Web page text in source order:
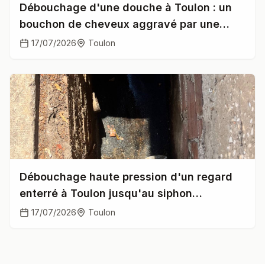
Débouchage d'une douche à Toulon : un
bouchon de cheveux aggravé par une
pente insuffisante
17/07/2026 Toulon
Débouchage haute pression d'un regard
enterré à Toulon jusqu'au siphon
disconnecteur
17/07/2026 Toulon